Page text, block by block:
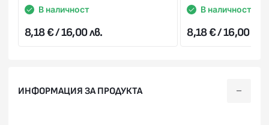
В наличност
8,18 € / 16,00 лв.
В наличност
8,18 € / 16,00 лв.
ИНФОРМАЦИЯ ЗА ПРОДУКТА